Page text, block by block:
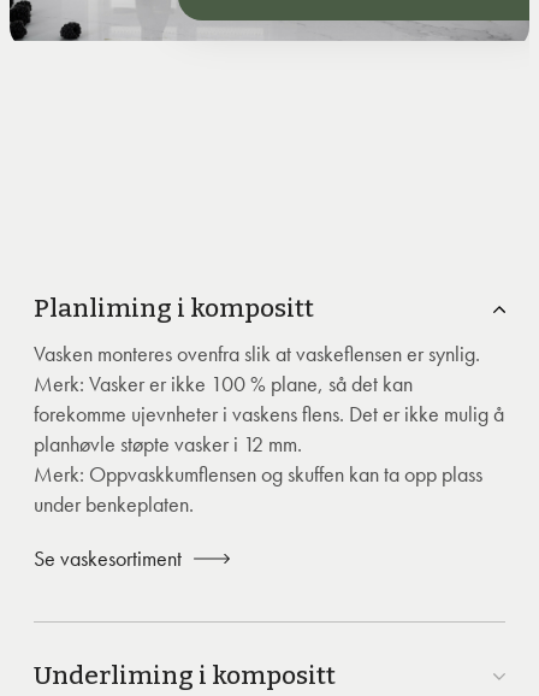
Planliming i kompositt
Vasken monteres ovenfra slik at vaskeflensen er synlig.
Merk: Vasker er ikke 100 % plane, så det kan
forekomme ujevnheter i vaskens flens. Det er ikke mulig å
planhøvle støpte vasker i 12 mm.
Merk: Oppvaskkumflensen og skuffen kan ta opp plass
under benkeplaten.
Se vaskesortiment
Underliming i kompositt